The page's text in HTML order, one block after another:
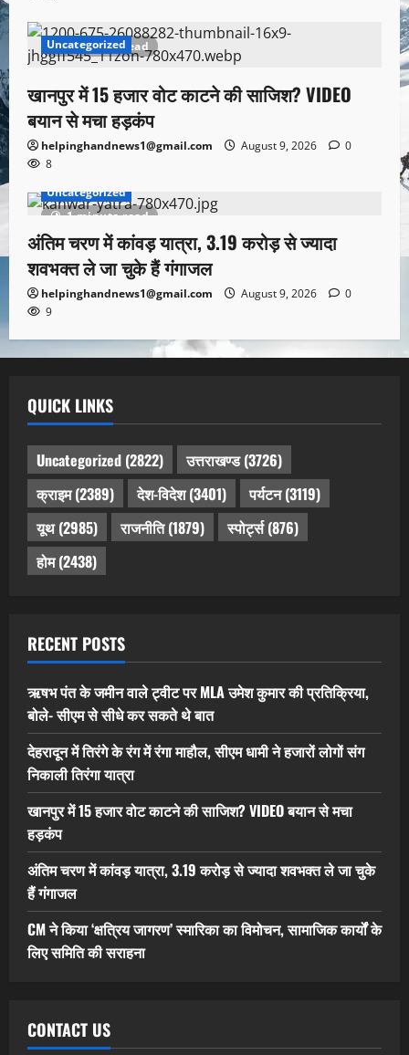
1 minute read
Uncategorized
खानपुर में 15 हजार वोट काटने की साजिश? VIDEO
बयान से मचा हड़कंप
helpinghandnews1@gmail.com August 9, 2026
0
8
1 minute read
Uncategorized
अंतिम चरण में कांवड़ यात्रा, 3.19 करोड़ से ज्यादा
शवभक्त ले जा चुके हैं गंगाजल
helpinghandnews1@gmail.com August 9, 2026
0
9
QUICK LINKS
Uncategorized (2822) उत्तराखण्ड(3726)
क्राइम(2389) देश-विदेश(3401) पर्यटन(3119)
यूथ(2985) राजनीति(1879) स्पोर्ट्स(876)
होम(2438)
RECENT POSTS
ऋषभ पंत के जमीन वाले ट्वीट पर MLA उमेश कुमार की प्रतिक्रिया,
बोले- सीएम से सीधे कर सकते थे बात
देहरादून में तिरंगे के रंग में रंगा माहौल, सीएम धामी ने हजारों लोगों संग
निकाली तिरंगा यात्रा
खानपुर में 15 हजार वोट काटने की साजिश? VIDEO बयान से मचा
हड़कंप
अंतिम चरण में कांवड़ यात्रा, 3.19 करोड़ से ज्यादा शवभक्त ले जा चुके
हैं गंगाजल
CM ने किया ‘क्षत्रिय जागरण’ स्मारिका का विमोचन, सामाजिक कार्यों के
लिए समिति की सराहना
CONTACT US